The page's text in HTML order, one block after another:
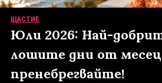
ЩАСТИЕ
Юли 2026: Най-
лошите дни от
пренебрегвайте!